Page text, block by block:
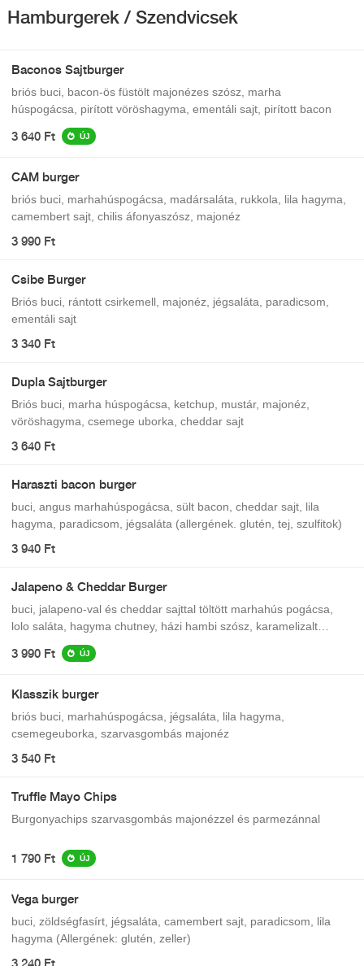
Hamburgerek / Szendvicsek
Baconos Sajtburger
briós buci, bacon-ös füstölt majonézes szósz, marha
húspogácsa, pirított vöröshagyma, ementáli sajt, pirított bacon
3 640 Ft ÚJ
CAM burger
briós buci, marhahúspogácsa, madársaláta, rukkola, lila hagyma,
camembert sajt, chilis áfonyaszósz, majonéz
3 990 Ft
Csibe Burger
Briós buci, rántott csirkemell, majonéz, jégsaláta, paradicsom,
ementáli sajt
3 340 Ft
Dupla Sajtburger
Briós buci, marha húspogácsa, ketchup, mustár, majonéz,
vöröshagyma, csemege uborka, cheddar sajt
3 640 Ft
Haraszti bacon burger
buci, angus marhahúspogácsa, sült bacon, cheddar sajt, lila
hagyma, paradicsom, jégsaláta (allergének. glutén, tej, szulfitok)
3 940 Ft
Jalapeno & Cheddar Burger
buci, jalapeno-val és cheddar sajttal töltött marhahús pogácsa,
lolo saláta, hagyma chutney, házi hambi szósz, karamelizalt
ananász, cheddar sajt
3 990 Ft ÚJ
Klasszik burger
briós buci, marhahúspogácsa, jégsaláta, lila hagyma,
csemegeuborka, szarvasgombás majonéz
3 540 Ft
Truffle Mayo Chips
Burgonyachips szarvasgombás majonézzel és parmezánnal
1 790 Ft ÚJ
Vega burger
buci, zöldségfasírt, jégsaláta, camembert sajt, paradicsom, lila
hagyma (Allergének: glutén, zeller)
3 240 Ft